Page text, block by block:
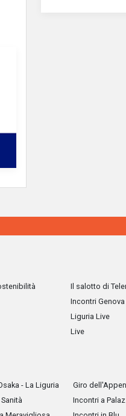
Il salotto di
Incontri Genova
Liguria Live
Live
- La Liguria
Giro
Incontri a